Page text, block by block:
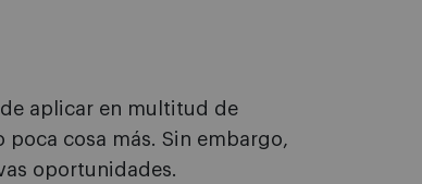
aplicar en multitud de
cosa más. Sin embargo,
oportunidades.